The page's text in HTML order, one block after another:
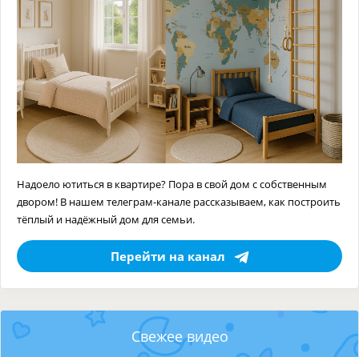
Надоело ютиться в квартире? Пора в свой дом с собственным
двором! В нашем телеграм-канале рассказываем, как построить
тёплый и надёжный дом для семьи.
Перейти на канал
Свежее видео